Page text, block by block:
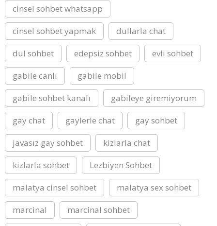
cinsel sohbet whatsapp
cinsel sohbet yapmak
dullarla chat
dul sohbet
edepsiz sohbet
evli sohbet
gabile canlı
gabile mobil
gabile sohbet kanalı
gabileye giremiyorum
gay chat
gaylerle chat
gay sohbet
javasız gay sohbet
kizlarla chat
kizlarla sohbet
Lezbiyen Sohbet
malatya cinsel sohbet
malatya sex sohbet
marcinal
marcinal sohbet